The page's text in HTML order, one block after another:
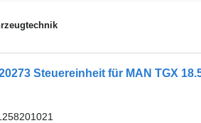
Steuereinheit für MAN TGX